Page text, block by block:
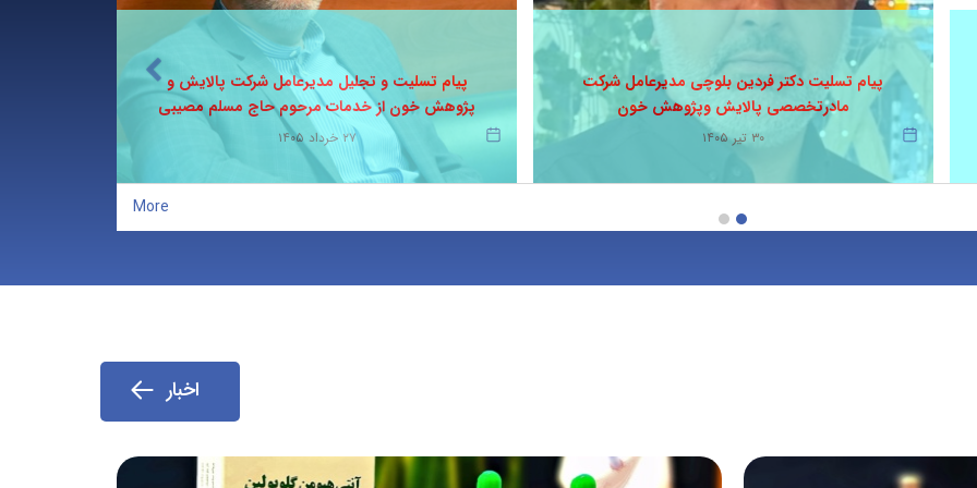
پیام تسلیت دکتر فردین بلوچی مدیرعامل شرکت
مادرتخصصی پالایش وپژوهش خون
۳۰ تیر ۱۴۰۵
پیام تسلیت و تجلیل مدیرعامل شرکت پالایش و
پژوهش خون از خدمات مرحوم حاج مسلم مصیبی
۲۷ خرداد ۱۴۰۵
More
اخبار